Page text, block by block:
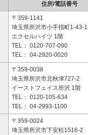
住所/電話番号
〒359-1141
埼玉県所沢市小手指町1-43-1
エクセルハイツ 1階
TEL： 0120-707-090
TEL： 04-2920-0020
〒359-0038
埼玉県所沢市北秋津727-2
イーストフェイス所沢 1階
TEL： 0120-105-634
TEL： 04-2993-1100
〒359-0024
埼玉県所沢市下安松1516-2